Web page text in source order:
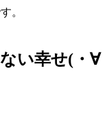
。
い幸せ(・